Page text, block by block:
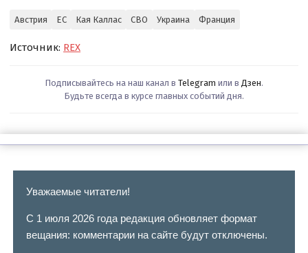
Австрия ЕС Кая Каллас СВО Украина Франция
Источник: REX
Подписывайтесь на наш канал в Telegram или в Дзен.
Будьте всегда в курсе главных событий дня.
Уважаемые читатели!
С 1 июля 2026 года редакция обновляет формат
вещания: комментарии на сайте будут отключены.